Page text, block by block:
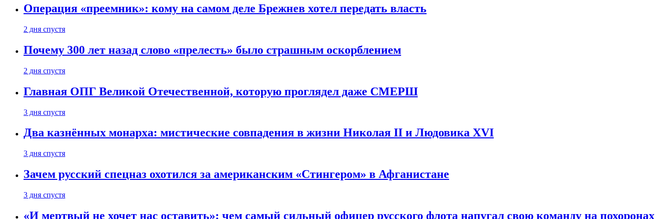
Операция «преемник»: кому на самом деле Брежнев хотел передать власть
2 дня спустя
Почему 300 лет назад слово «прелесть» было страшным оскорблением
2 дня спустя
Главная ОПГ Великой Отечественной, которую проглядел даже СМЕРШ
3 дня спустя
Два казнённых монарха: мистические совпадения в жизни Николая II и Людовика XVI
3 дня спустя
Зачем русский спецназ охотился за американским «Стингером» в Афганистане
3 дня спустя
«И мертвый не хочет нас оставить»: чем самый сильный офицер русского флота напугал свою команду на похоронах